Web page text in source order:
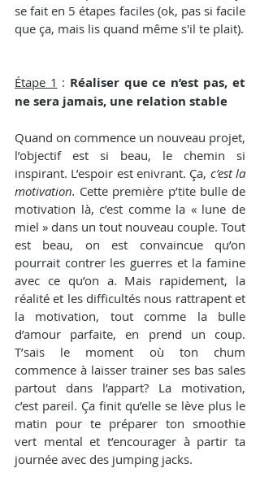
se fait en 5 étapes faciles (ok, pas si facile
que ça, mais lis quand même s'il te plait).
Étape 1 : Réaliser que ce n’est pas, et
ne sera jamais, une relation stable
Quand on commence un nouveau projet,
l’objectif est si beau, le chemin si
inspirant. L’espoir est enivrant. Ça, c’est la
motivation. Cette première p’tite bulle de
motivation là, c’est comme la « lune de
miel » dans un tout nouveau couple. Tout
est beau, on est convaincue qu’on
pourrait contrer les guerres et la famine
avec ce qu’on a. Mais rapidement, la
réalité et les difficultés nous rattrapent et
la motivation, tout comme la bulle
d’amour parfaite, en prend un coup.
T’sais le moment où ton chum
commence à laisser trainer ses bas sales
partout dans l’appart? La motivation,
c’est pareil. Ça finit qu’elle se lève plus le
matin pour te préparer ton smoothie
vert mental et t’encourager à partir ta
journée avec des jumping jacks.